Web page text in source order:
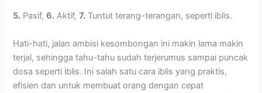
5. Pasif,6. Aktif,7. Tuntut terang-terangan, seperti iblis.
Hati-hati, jalan ambisi kesombongan ini makin lama makin
terjal, sehingga tahu-tahu sudah terjerumus sampai puncak
dosa seperti iblis. Ini salah satu cara iblis yang praktis,
efisien dan untuk membuat orang dengan cepat